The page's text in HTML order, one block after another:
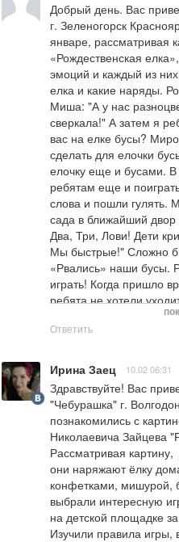
Добрый день. Вас
г. Зеленогорск
январе, рассматривая
«Рождественская
эмоций и каждый из
елка и какие наряды.
Миша: "А у нас
сверкала!" А затем я
вас на елке бусы?
сделать для елочки
елочку еще и бусами.
ребятам еще и
слова и пошли гулять.
сада в ближайший двор
Два, Три, Лови! Дети
Мы быстрые!" Сложно
«Рвались» наши бусы.
играть! Когда пришло
ребята не хотели
раз опять поиграем в
раз я точно всех
поиграем а эту игру!
Ответить
Ирина Заец 10.02 06:31
Здравствуйте! Вас
"Чебурашка" г.
познакомились с
Николаевича Зайцева
Рассматривая картину,
они наряжают ёлку
конфетками, мишурой,
выбрали интересную
на детской площадке
Изучили правила игры,